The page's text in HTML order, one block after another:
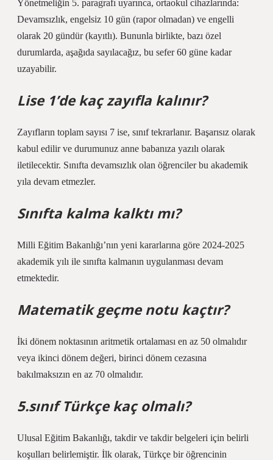
Yönetmeliğin 5. paragrafı uyarınca, ortaokul cihazlarında:
Devamsızlık, engelsiz 10 gün (rapor olmadan) ve engelli
olarak 20 gündür (kayıtlı). Bununla birlikte, bazı özel
durumlarda, aşağıda sayılacağız, bu sefer 60 güne kadar
uzayabilir.
Lise 1’de kaç zayıfla kalınır?
Zayıfların toplam sayısı 7 ise, sınıf tekrarlanır. Başarısız olarak
kabul edilir ve durumunuz anne babanıza yazılı olarak
iletilecektir. Sınıfta devamsızlık olan öğrenciler bu akademik
yıla devam etmezler.
Sınıfta kalma kalktı mı?
Milli Eğitim Bakanlığı’nın yeni kararlarına göre 2024-2025
akademik yılı ile sınıfta kalmanın uygulanması devam
etmektedir.
Matematik geçme notu kaçtır?
İki dönem noktasının aritmetik ortalaması en az 50 olmalıdır
veya ikinci dönem değeri, birinci dönem cezasına
bakılmaksızın en az 70 olmalıdır.
5.sınıf Türkçe kaç olmalı?
Ulusal Eğitim Bakanlığı, takdir ve takdir belgeleri için belirli
koşulları belirlemiştir. İlk olarak, Türkçe bir öğrencinin